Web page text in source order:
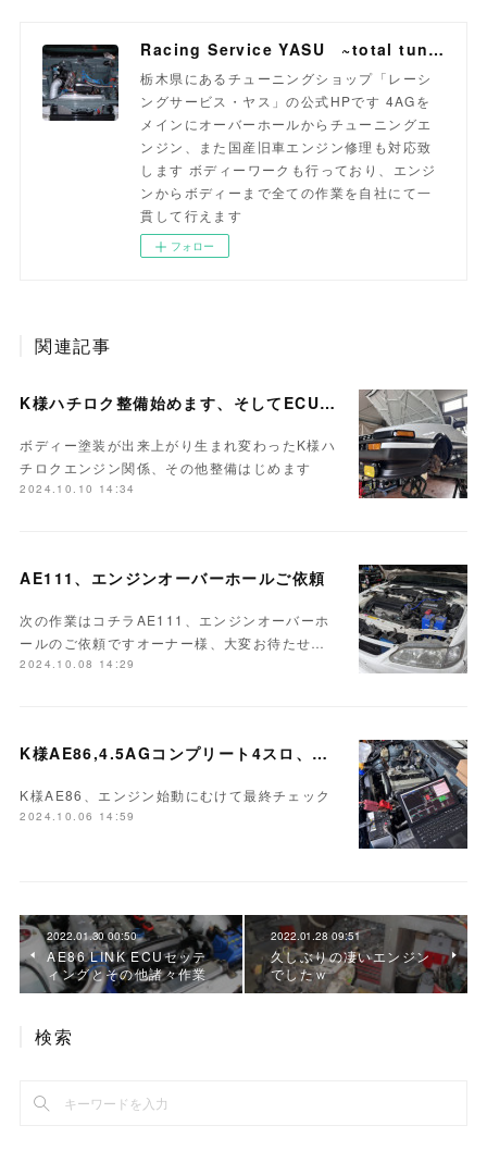
Racing Service YASU ~total tuning proshop~
栃木県にあるチューニングショップ「レーシ
ングサービス・ヤス」の公式HPです 4AGを
メインにオーバーホールからチューニングエ
ンジン、また国産旧車エンジン修理も対応致
します ボディーワークも行っており、エンジ
ンからボディーまで全ての作業を自社にて一
貫して行えます
フォロー
関連記事
K様ハチロク整備始めます、そしてECUセッティング
ボディー塗装が出来上がり生まれ変わったK様ハ
チロクエンジン関係、その他整備はじめます
2024.10.10 14:34
AE111、エンジンオーバーホールご依頼
次の作業はコチラAE111、エンジンオーバーホ
ールのご依頼ですオーナー様、大変お待たせ…
2024.10.08 14:29
K様AE86,4.5AGコンプリート4スロ、LINKフルコン、他 作業完了
K様AE86、エンジン始動にむけて最終チェック
2024.10.06 14:59
2022.01.30 00:50
AE86 LINK ECUセッテ
ィングとその他諸々作業
2022.01.28 09:51
久しぶりの凄いエンジン
でしたｗ
検索